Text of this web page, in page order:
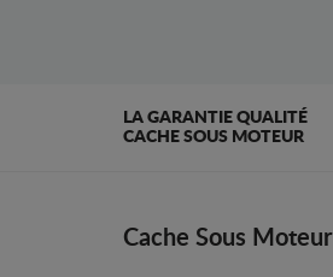
LA GARANTIE QUALITÉ
CACHE SOUS MOTEUR
Cache Sous Moteur